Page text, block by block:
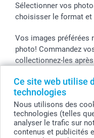
Ce site web utilise
technologies
Nous utilisons des
technologies (telles
analyser le trafic sur
contenus et publicités
Sélectionner vos
choisisser le format et
Vos images préférées
photo! Commandez
collectionnez-les
Vous pouvez bénificier
de l'action! Utilisez le